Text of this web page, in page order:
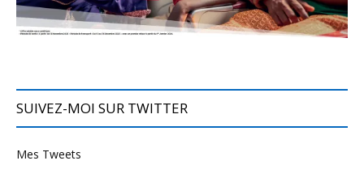
SUIVEZ-MOI SUR TWITTER
Mes Tweets